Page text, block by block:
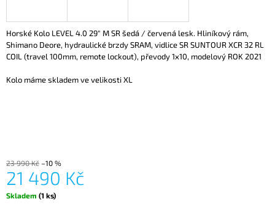
Horské Kolo LEVEL 4.0 29" M SR šedá / červená lesk. Hliníkový rám,
Shimano Deore, hydraulické brzdy SRAM, vidlice SR SUNTOUR XCR 32 RL
COIL (travel 100mm, remote lockout), převody 1x10, modelový ROK 2021
Kolo máme skladem ve velikosti XL
23 990 Kč –10 %
21 490 Kč
Měrná
Skladem (1 ks)
P
O
R
U
U